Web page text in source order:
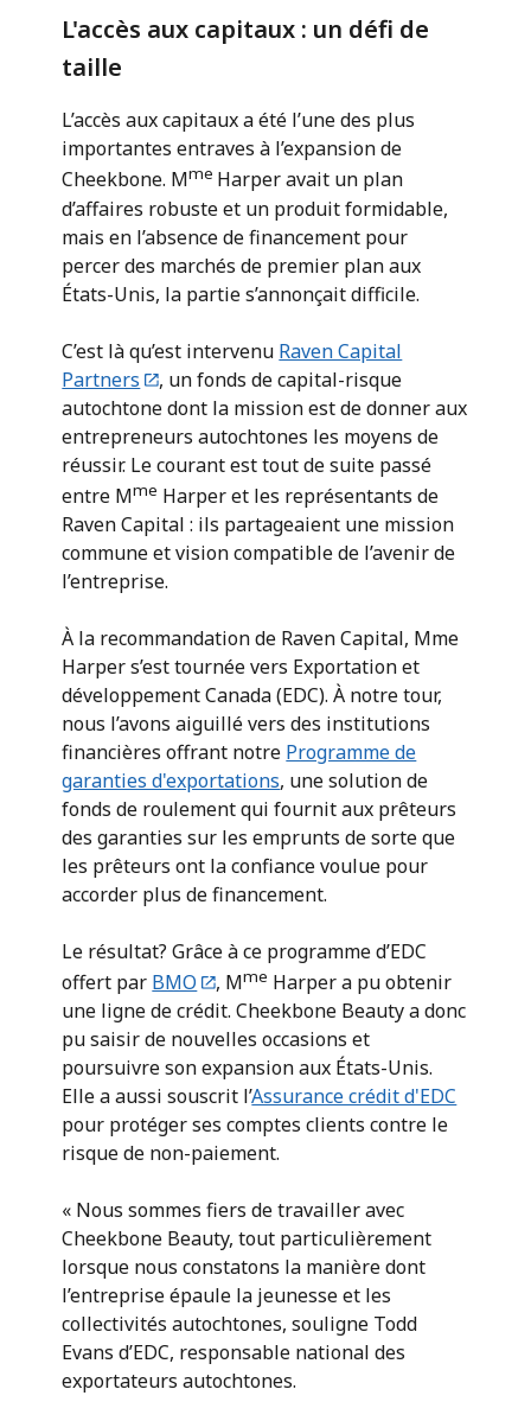
L'accès aux capitaux : un défi de
taille
L’accès aux capitaux a été l’une des plus
importantes entraves à l’expansion de
Cheekbone. Mme Harper avait un plan
d’affaires robuste et un produit formidable,
mais en l’absence de financement pour
percer des marchés de premier plan aux
États-Unis, la partie s’annonçait difficile.
C’est là qu’est intervenu Raven Capital
Partners
, un fonds de capital-risque
autochtone dont la mission est de donner aux
entrepreneurs autochtones les moyens de
réussir. Le courant est tout de suite passé
entre Mme Harper et les représentants de
Raven Capital : ils partageaient une mission
commune et vision compatible de l’avenir de
l’entreprise.
À la recommandation de Raven Capital, Mme
Harper s’est tournée vers Exportation et
développement Canada (EDC). À notre tour,
nous l’avons aiguillé vers des institutions
financières offrant notre Programme de
garanties d'exportations, une solution de
fonds de roulement qui fournit aux prêteurs
des garanties sur les emprunts de sorte que
les prêteurs ont la confiance voulue pour
accorder plus de financement.
Le résultat? Grâce à ce programme d’EDC
offert par BMO , Mme Harper a pu obtenir
une ligne de crédit. Cheekbone Beauty a donc
pu saisir de nouvelles occasions et
poursuivre son expansion aux États-Unis.
Elle a aussi souscrit l’Assurance crédit d'EDC
pour protéger ses comptes clients contre le
risque de non-paiement.
« Nous sommes fiers de travailler avec
Cheekbone Beauty, tout particulièrement
lorsque nous constatons la manière dont
l’entreprise épaule la jeunesse et les
collectivités autochtones, souligne Todd
Evans d’EDC, responsable national des
exportateurs autochtones.